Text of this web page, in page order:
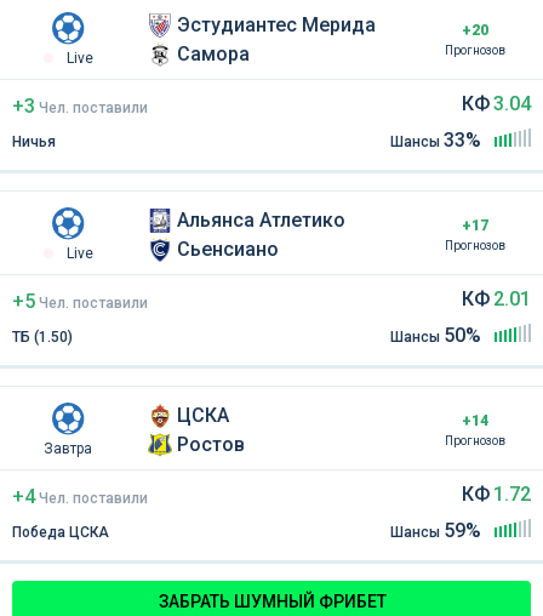
Live
Эстудиантес Мерида
Самора
+20
Прогнозов
+3 Чел поставили
Ничья
КФ3.04
Шансы 33%
Live
Альянса Атлетико
Сьенсиано
+17
Прогнозов
+5 Чел поставили
ТБ (1.50)
КФ 2.01
Шансы 50%
Завтра
ЦСКА
Ростов
+14
Прогнозов
+4 Чел поставили
Победа ЦСКА
КФ 1.72
Шансы 59%
ЗАБРАТЬ ШУМНЫЙ ФРИБЕТ